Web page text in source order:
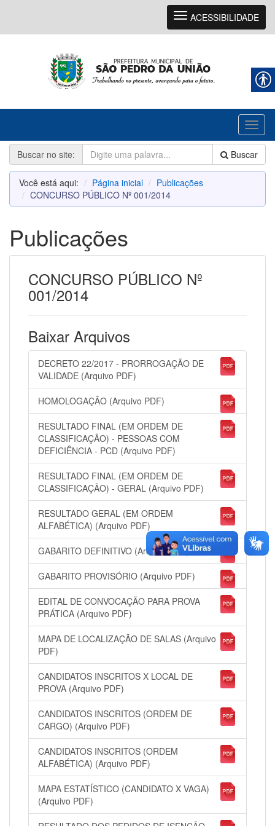
Navegação
ACESSIBILIDADE
Buscar no site:
Buscar
Você está aqui: Página inicial
Publicações
CONCURSO PÚBLICO Nº 001/2014
Publicações
CONCURSO PÚBLICO Nº
001/2014
Baixar Arquivos
DECRETO 22/2017 - PRORROGAÇÃO DE
VALIDADE (Arquivo PDF)
HOMOLOGAÇÃO (Arquivo PDF)
RESULTADO FINAL (EM ORDEM DE
CLASSIFICAÇÃO) - PESSOAS COM
DEFICIÊNCIA - PCD (Arquivo PDF)
RESULTADO FINAL (EM ORDEM DE
CLASSIFICAÇÃO) - GERAL (Arquivo PDF)
RESULTADO GERAL (EM ORDEM
ALFABÉTICA) (Arquivo PDF)
GABARITO DEFINITIVO (Arquivo PDF)
GABARITO PROVISÓRIO (Arquivo PDF)
EDITAL DE CONVOCAÇÃO PARA PROVA
PRÁTICA (Arquivo PDF)
MAPA DE LOCALIZAÇÃO DE SALAS (Arquivo
PDF)
CANDIDATOS INSCRITOS X LOCAL DE
PROVA (Arquivo PDF)
CANDIDATOS INSCRITOS (ORDEM DE
CARGO) (Arquivo PDF)
CANDIDATOS INSCRITOS (ORDEM
ALFABÉTICA) (Arquivo PDF)
MAPA ESTATÍSTICO (CANDIDATO X VAGA)
(Arquivo PDF)